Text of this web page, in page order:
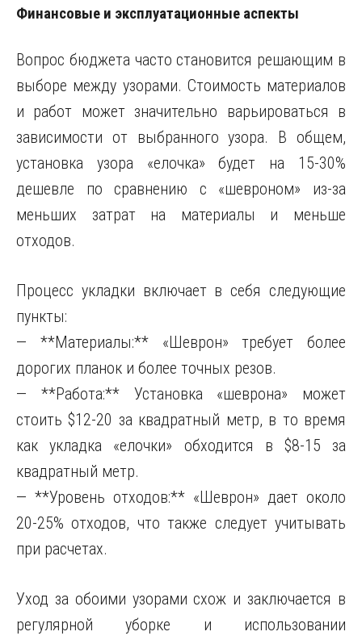
Финансовые и эксплуатационные аспекты
Вопрос бюджета часто становится решающим в
выборе между узорами. Стоимость материалов
и работ может значительно варьироваться в
зависимости от выбранного узора. В общем,
установка узора «елочка» будет на 15-30%
дешевле по сравнению с «шевроном» из-за
меньших затрат на материалы и меньше
отходов.
Процесс укладки включает в себя следующие
пункты:
— **Материалы:** «Шеврон» требует более
дорогих планок и более точных резов.
— **Работа:** Установка «шеврона» может
стоить $12-20 за квадратный метр, в то время
как укладка «елочки» обходится в $8-15 за
квадратный метр.
— **Уровень отходов:** «Шеврон» дает около
20-25% отходов, что также следует учитывать
при расчетах.
Уход за обоими узорами схож и заключается в
регулярной уборке и использовании